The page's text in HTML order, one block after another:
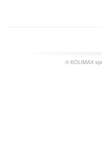
© KOLIMAX